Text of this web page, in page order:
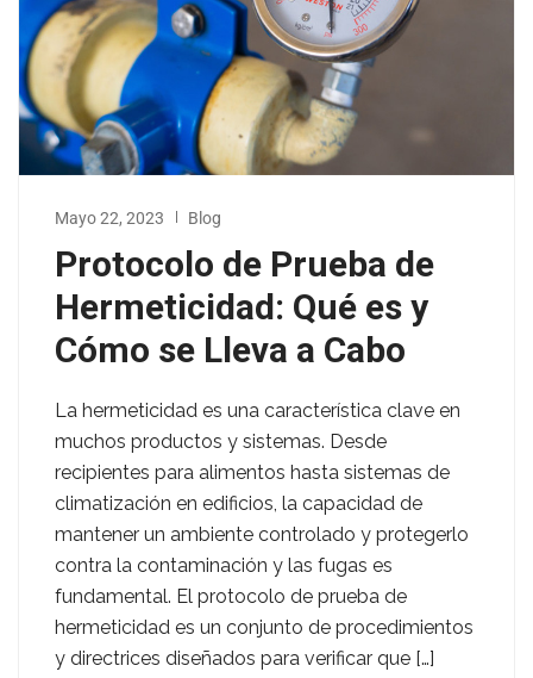
Mayo 22, 2023 Blog
Protocolo de Prueba de
Hermeticidad: Qué es y
Cómo se Lleva a Cabo
La hermeticidad es una característica clave en
muchos productos y sistemas. Desde
recipientes para alimentos hasta sistemas de
climatización en edificios, la capacidad de
mantener un ambiente controlado y protegerlo
contra la contaminación y las fugas es
fundamental. El protocolo de prueba de
hermeticidad es un conjunto de procedimientos
y directrices diseñados para verificar que […]